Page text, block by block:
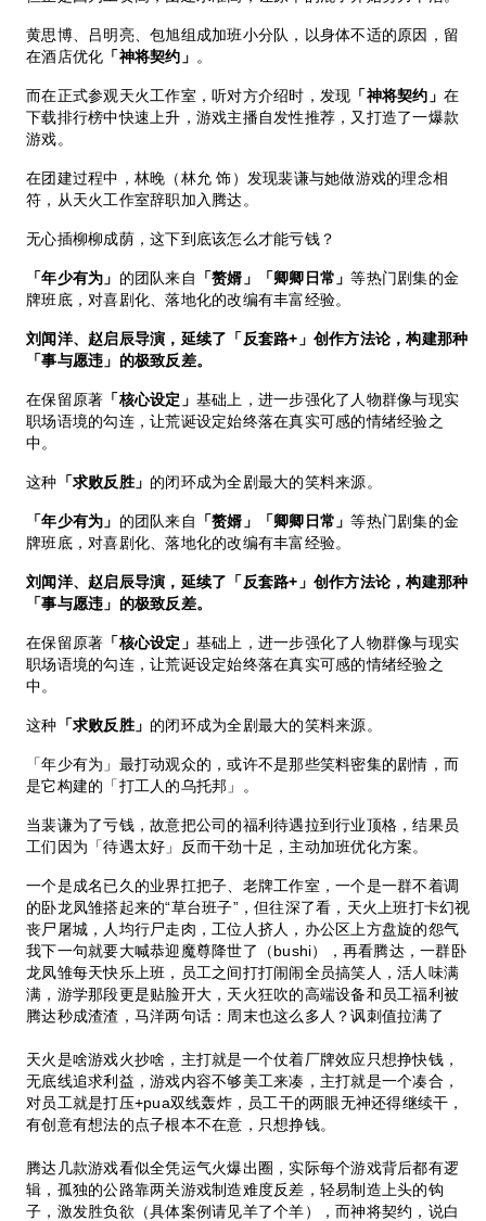
黄思博、吕明亮、包旭组成加班小分队，以身体不适的原因，留
在酒店优化 「神将契约」 。
而在正式参观天火工作室，听对方介绍时，发现 「神将契约」 在
下载排行榜中快速上升，游戏主播自发性推荐，又打造了一爆款
游戏。
在团建过程中，林晚（林允 饰）发现裴谦与她做游戏的理念相
符，从天火工作室辞职加入腾达。
无心插柳柳成荫，这下到底该怎么才能亏钱？
「年少有为」 的团队来自 「赘婿」「卿卿日常」等热门剧集的金
牌班底，对喜剧化、落地化的改编有丰富经验。
刘闻洋、赵启辰导演，延续了「反套路+」创作方法论，构建那种
「事与愿违」的极致反差。
在保留原著 「核心设定」 基础上，进一步强化了人物群像与现实
职场语境的勾连，让荒诞设定始终落在真实可感的情绪经验之
中。
这种 「求败反胜」 的闭环成为全剧最大的笑料来源。
「年少有为」 的团队来自 「赘婿」「卿卿日常」等热门剧集的金
牌班底，对喜剧化、落地化的改编有丰富经验。
刘闻洋、赵启辰导演，延续了「反套路+」创作方法论，构建那种
「事与愿违」的极致反差。
在保留原著 「核心设定」 基础上，进一步强化了人物群像与现实
职场语境的勾连，让荒诞设定始终落在真实可感的情绪经验之
中。
这种 「求败反胜」 的闭环成为全剧最大的笑料来源。
「年少有为」最打动观众的，或许不是那些笑料密集的剧情，而
是它构建的「打工人的乌托邦」。
当裴谦为了亏钱，故意把公司的福利待遇拉到行业顶格，结果员
工们因为「待遇太好」反而干劲十足，主动加班优化方案。
一个是成名已久的业界扛把子、老牌工作室，一个是一群不着调
的卧龙凤雏搭起来的“草台班子”，但往深了看，天火上班打卡幻视
丧尸屠城，人均行尸走肉，工位人挤人，办公区上方盘旋的怨气
我下一句就要大喊恭迎魔尊降世了（bushi），再看腾达，一群卧
龙凤雏每天快乐上班，员工之间打打闹闹全员搞笑人，活人味满
满，游学那段更是贴脸开大，天火狂吹的高端设备和员工福利被
腾达秒成渣渣，马洋两句话：周末也这么多人？讽刺值拉满了
天火是啥游戏火抄啥，主打就是一个仗着厂牌效应只想挣快钱，
无底线追求利益，游戏内容不够美工来凑，主打就是一个凑合，
对员工就是打压+pua双线轰炸，员工干的两眼无神还得继续干，
有创意有想法的点子根本不在意，只想挣钱。
腾达几款游戏看似全凭运气火爆出圈，实际每个游戏背后都有逻
辑，孤独的公路靠两关游戏制造难度反差，轻易制造上头的钩
子，激发胜负欲（具体案例请见羊了个羊），而神将契约，说白